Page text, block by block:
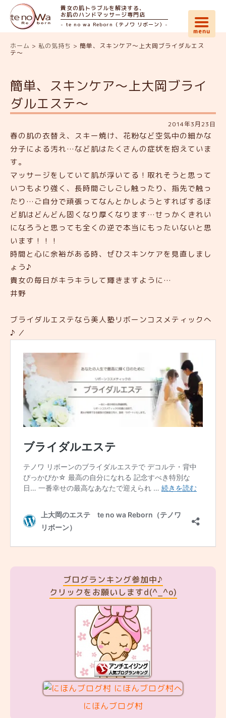
貴女の肌トラブルを解決する、
お肌のハンドマッサージ専門店
- te no wa Reborn（テノワ リボーン）-
ホーム > 私の気持ち > 簡単、スキンケア〜上大岡ブライダルエス
テ〜
簡単、スキンケア〜上大岡ブライ
ダルエステ〜
2014年3月23日
春の肌の衣替え、スキー焼け、花粉など空気中の細かな
分子による汚れ…など肌はたくさんの症状を抱えていま
す。
マッサージをしていて肌が浮いてる！取れそうと思って
いつもより強く、長時間ごしごし触ったり、指先で触っ
たり…ご自分で頑張ってなんとかしようとすればするほ
ど肌はどんどん固くなり厚くなります…せっかくきれい
になろうと思っても全くの逆で本当にもったいないと思
います！！！
時間と心に余裕がある時、ぜひスキンケアを見直しまし
ょう♪
貴女の毎日がキラキラして輝きますように…
井野
ブライダルエステなら美人塾リボーンコスメティックへ
♪ ／
ブログランキング参加中♪
クリックをお願いしますd(^_^o)
にほんブログ村